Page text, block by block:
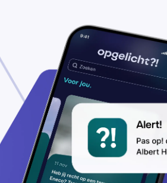
lokken
woningzoekers
nepadvertenties